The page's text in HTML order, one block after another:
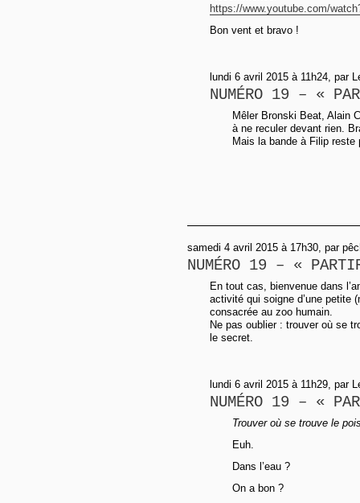
https://www.youtube.com/
Bon vent et bravo !
lundi 6 avril 2015 à 11h24, par
NUMÉRO 19 – «
Mêler Bronski Beat, Alain
à ne reculer devant rien.
Mais la bande à Filip
samedi 4 avril 2015 à 17h30, par
NUMÉRO 19 – «
En tout cas, bienvenue dans
activité qui soigne d’une petite
consacrée au zoo humain.
Ne pas oublier : trouver où se
le secret.
lundi 6 avril 2015 à 11h29, par
NUMÉRO 19 – «
Trouver où se trouve le
Euh.
Dans l’eau ?
On a bon ?